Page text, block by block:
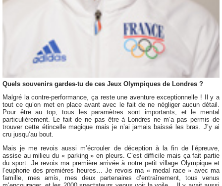
Quels souvenirs gardes-tu de ces Jeux Olympiques de Londres ?
Malgré la contre-performance, ça reste une aventure exceptionnelle ! Il y a
tout ce qu’on met en place avant avec le fait de ne négliger aucun détail.
Pour être au top, tous les paramètres sont importants, et le mental
particulièrement. Le fait de ne pas être à Londres ne m’a pas permis de
trouver cette étincelle magique mais je n’ai jamais baissé les bras. J’y ai
cru jusqu’au bout.
Mais je me revois aussi m’écrouler de déception à la fin de l’épreuve,
assise au milieu du « parking » en pleurs. C’est difficile mais ça fait partie
du sport. Je revois ma première arrivée à notre petit village Olympique et
l’euphorie des premières heures… Je revois ma « medal race » avec ma
famille, mes amis, mes deux partenaires d’entraînement, tous venus